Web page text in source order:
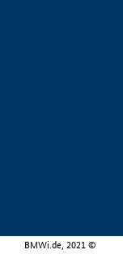
BMWi.de, 2021 ©